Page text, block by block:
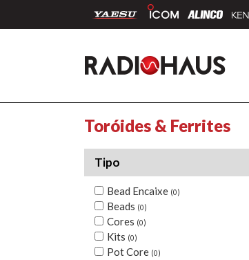
Toróides & Ferrites
Tipo
Bead Encaixe (0)
Beads (0)
Cores (0)
Kits (0)
Pot Core (0)